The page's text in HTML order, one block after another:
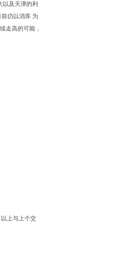
及天津的利
仍以消库 为
走高的可能，
上与上个交